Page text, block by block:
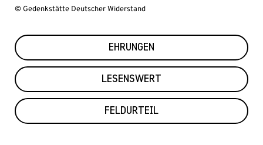
EHRUNGEN
LESENSWERT
FELDURTEIL
© Gedenkstätte Deutscher Widerstand